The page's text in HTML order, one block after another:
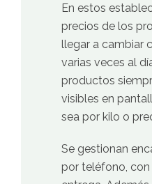
En estos
precios de los
llegar a cambiar
varias veces al
productos
visibles en
sea por kilo o
Se gestionan
por teléfono,